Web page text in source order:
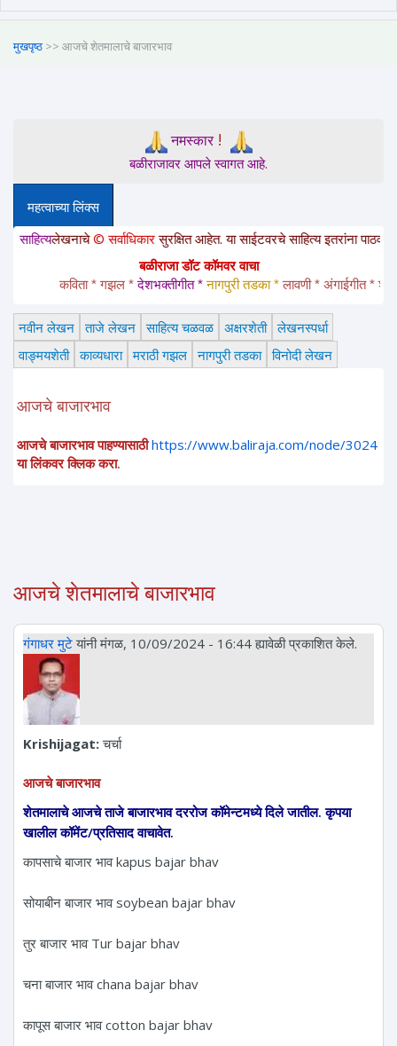
मुखपृष्ठ >> आजचे शेतमालाचे बाजारभाव
नमस्कार!
बळीराजावर आपले स्वागत आहे.
महत्वाच्या लिंक्स
© सर्वाधिकारसुरक्षित आहेत. या साईटवरचे साहित्य इतरांना पाठवायचे असल्यास
बळीराजा डॉट कॉमवर वाचा
कविता * गझल * देशभक्तीगीत * नागपुरी तडका * लावणी * अंगाईगीत *
नवीन लेखन ताजे लेखन साहित्य चळवळ अक्षरशेती लेखनस्पर्धा
वाङ्मयशेती काव्यधारा मराठी गझल नागपुरी तडका विनोदी लेखन
आजचे बाजारभाव
आजचे बाजारभाव पाहण्यासाठी https://www.baliraja.com/node/3024
या लिंकवर क्लिक करा.
आजचे शेतमालाचे बाजारभाव
गंगाधर मुटेयांनी मंगळ, 10/09/2024 - 16:44 ह्यावेळी प्रकाशित केले.
Krishijagat:चर्चा
आजचे बाजारभाव
शेतमालाचे आजचे ताजे बाजारभाव दररोज कॉमेन्टमध्ये दिले जातील. कृपया
खालील कॉमेंट/प्रतिसाद वाचावेत.
कापसाचे बाजार भाव kapus bajar bhav
सोयाबीन बाजार भाव soybean bajar bhav
तुर बाजार भाव Tur bajar bhav
चना बाजार भाव chana bajar bhav
कापूस बाजार भाव cotton bajar bhav